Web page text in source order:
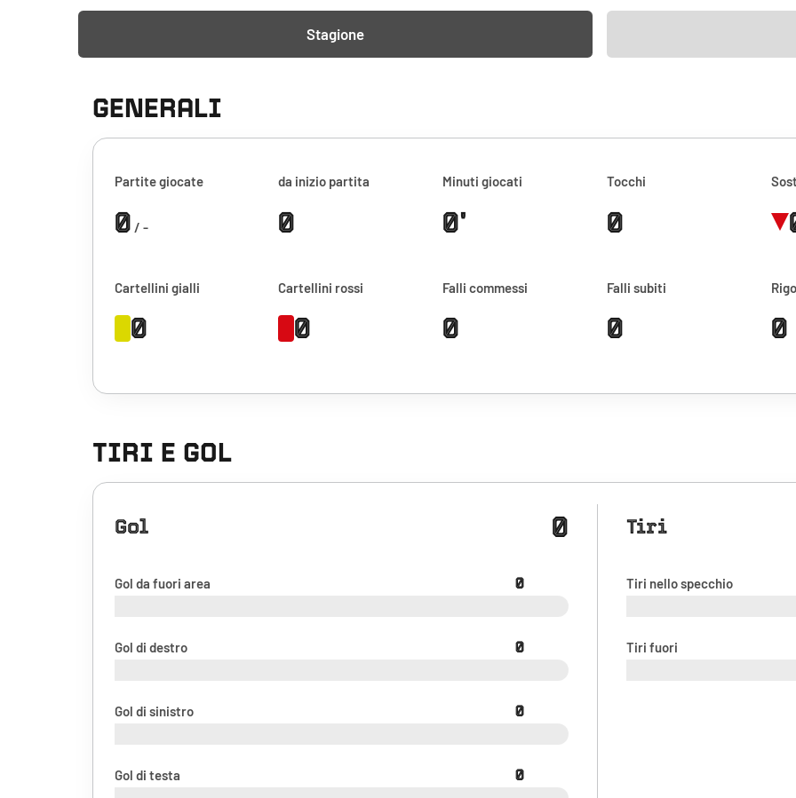
Stagione
GENERALI
Partite giocate
0 / -
da inizio partita
0
Minuti giocati
0'
Tocchi
0
Cartellini gialli
0
Cartellini rossi
0
Falli commessi
0
Falli subiti
0 0
TIRI E GOL
Gol 0
Gol da fuori area 0
Gol di destro 0
Gol di sinistro 0
Gol di testa 0
Tiri
Tiri nello specchio
Tiri fuori